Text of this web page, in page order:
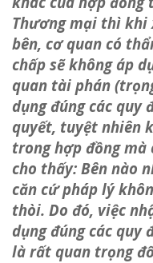
Thương mại thì khi
bên, cơ quan có
chấp sẽ không áp
quan tài phán
dụng đúng các quy
quyết, tuyệt nhiên
trong hợp đồng mà
cho thấy: Bên nào
căn cứ pháp lý
thòi. Do đó, việc
dụng đúng các quy
là rất quan trọng